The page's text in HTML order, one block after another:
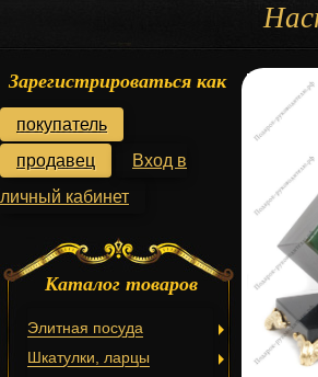
Зарегистрироваться как
покупатель
продавец
Вход в
личный кабинет
Каталог товаров
Элитная посуда
Шкатулки, ларцы